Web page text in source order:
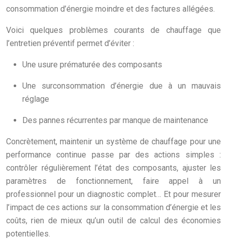
consommation d’énergie moindre et des factures allégées.
Voici quelques problèmes courants de chauffage que
l’entretien préventif permet d’éviter :
Une usure prématurée des composants
Une surconsommation d’énergie due à un mauvais
réglage
Des pannes récurrentes par manque de maintenance
Concrètement, maintenir un système de chauffage pour une
performance continue passe par des actions simples :
contrôler régulièrement l’état des composants, ajuster les
paramètres de fonctionnement, faire appel à un
professionnel pour un diagnostic complet… Et pour mesurer
l’impact de ces actions sur la consommation d’énergie et les
coûts, rien de mieux qu’un outil de calcul des économies
potentielles.